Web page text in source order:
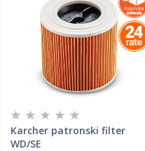
Karcher patronski filter
WD/SE